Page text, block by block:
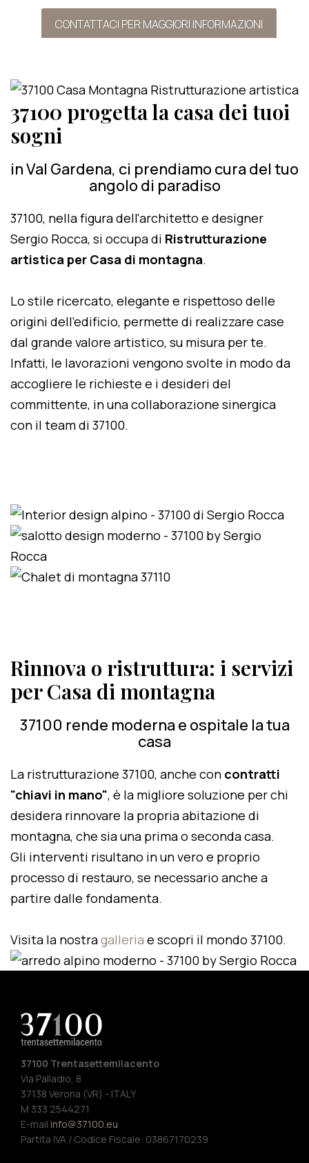
CONTATTACI PER MAGGIORI INFORMAZIONI
37100 progetta la casa dei tuoi
sogni
in Val Gardena, ci prendiamo cura del tuo
angolo di paradiso
37100, nella figura dell'architetto e designer
Sergio Rocca, si occupa di Ristrutturazione
artistica per Casa di montagna.
Lo stile ricercato, elegante e rispettoso delle
origini dell'edificio, permette di realizzare case
dal grande valore artistico, su misura per te.
Infatti, le lavorazioni vengono svolte in modo da
accogliere le richieste e i desideri del
committente, in una collaborazione sinergica
con il team di 37100.
Rinnova o ristruttura: i servizi
per Casa di montagna
37100 rende moderna e ospitale la tua
casa
La ristrutturazione 37100, anche con contratti
"chiavi in mano", è la migliore soluzione per chi
desidera rinnovare la propria abitazione di
montagna, che sia una prima o seconda casa.
Gli interventi risultano in un vero e proprio
processo di restauro, se necessario anche a
partire dalle fondamenta.
Visita la nostragalleria e scopri il mondo 37100.
37100 Trentasettemilacento
Via Palladio, 8
37138 Verona (VR) - ITALY
M 333 2544271
E-mail info@37100.eu
Partita IVA / Codice Fiscale: 03867170239